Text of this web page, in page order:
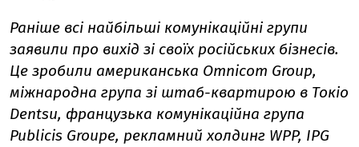
Раніше всі найбільші комунікаційні групи
заявили про вихід зі своїх російських бізнесів.
Це зробили американська Omnicom Group,
міжнародна група зі штаб-квартирою в Токіо
Dentsu, французька комунікаційна група
Publicis Groupe, рекламний холдинг WPP, IPG